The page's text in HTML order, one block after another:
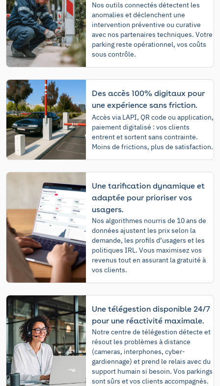
Nos outils connectés détectent les
anomalies et déclenchent une
intervention préventive ou curative
avec nos partenaires techniques. Votre
parking reste opérationnel, vos coûts
sous contrôle.
Des accès 100% digitaux pour
une expérience sans friction.
Accès via LAPI, QR code ou application,
paiement digitalisé : vos clients
entrent et sortent sans contrainte.
Moins de frictions, plus de satisfaction.
Une tarification dynamique et
adaptée pour prioriser vos
usagers.
Nos algorithmes nourris de 10 ans de
données ajustent les prix selon la
demande, les profils d’usagers et les
politiques IRL. Vous maximisez vos
revenus tout en assurant la gratuité à
vos clients.
Une télégestion disponible 24/7
pour une réactivité maximale.
Notre centre de télégestion détecte et
résout les problèmes à distance
(cameras, interphones, cyber-
gardiennage) et prend le relais avec du
support humain si besoin. Vos parkings
sont sûrs et vos clients accompagnés.